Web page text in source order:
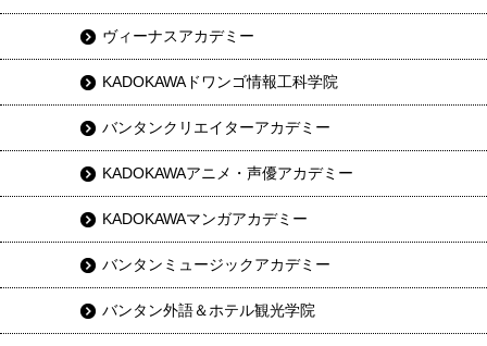
ヴィーナスアカデミー
KADOKAWAドワンゴ情報工科学院
バンタンクリエイターアカデミー
KADOKAWAアニメ・声優アカデミー
KADOKAWAマンガアカデミー
バンタンミュージックアカデミー
バンタン外語＆ホテル観光学院